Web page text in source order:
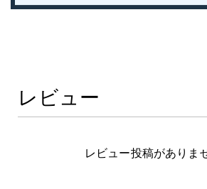
レビュー
レビュー投稿がありま